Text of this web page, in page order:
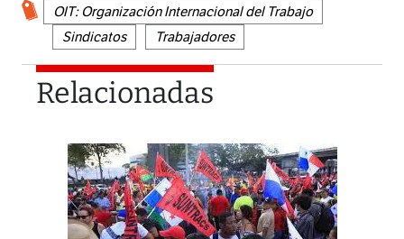
OIT: Organización Internacional del Trabajo
Sindicatos
Trabajadores
Relacionadas